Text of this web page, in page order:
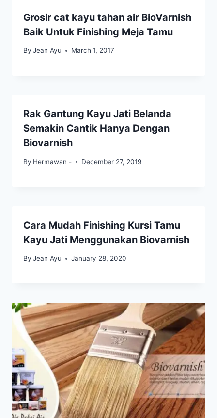
Grosir cat kayu tahan air BioVarnish
Baik Untuk Finishing Meja Tamu
By Jean Ayu March 1, 2017
Rak Gantung Kayu Jati Belanda
Semakin Cantik Hanya Dengan
Biovarnish
By Hermawan - December 27, 2019
Cara Mudah Finishing Kursi Tamu
Kayu Jati Menggunakan Biovarnish
By Jean Ayu January 28, 2020